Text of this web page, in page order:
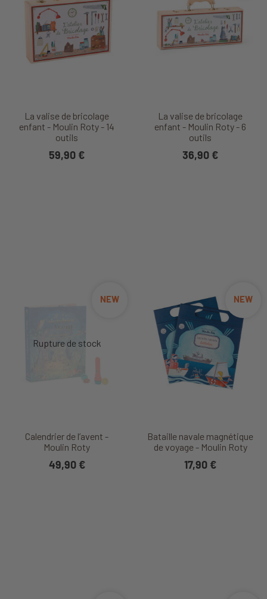
La valise de bricolage
enfant - Moulin Roty - 14
outils
59,90 €
La valise de bricolage
enfant - Moulin Roty - 6
outils
36,90 €
Calendrier de l’avent -
Moulin Roty
NEW
49,90 €
Bataille navale magnétique
de voyage - Moulin Roty
NEW
17,90 €